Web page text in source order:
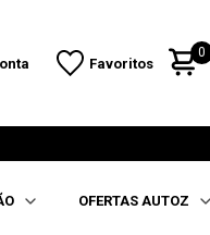
Favoritos
0
OFERTAS AUTOZ